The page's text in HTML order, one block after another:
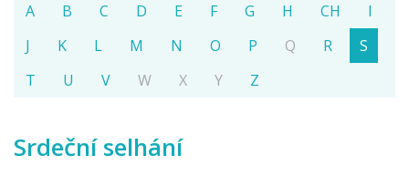
A B C D E F G H CH
I
J
K L M N O P Q R
S
T
U V W X Y Z
Srdeční selhání